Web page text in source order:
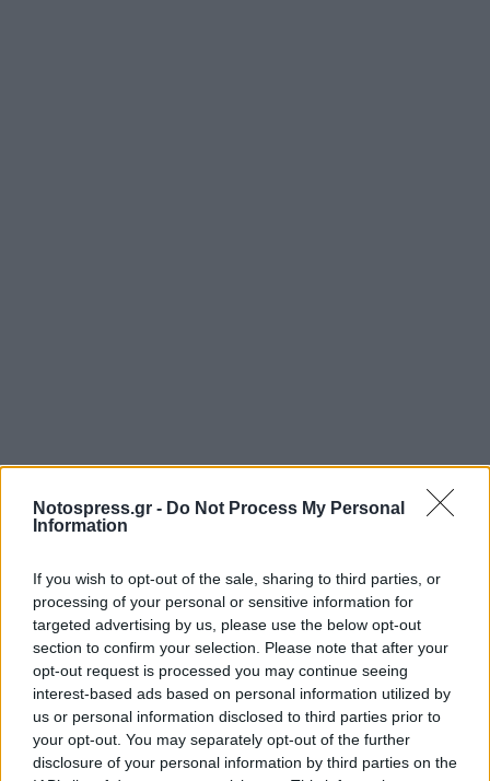
Notospress.gr - Do Not Process My Personal
Information
If you wish to opt-out of the sale, sharing to third parties, or
processing of your personal or sensitive information for
targeted advertising by us, please use the below opt-out
section to confirm your selection. Please note that after your
opt-out request is processed you may continue seeing
interest-based ads based on personal information utilized by
us or personal information disclosed to third parties prior to
your opt-out. You may separately opt-out of the further
disclosure of your personal information by third parties on the